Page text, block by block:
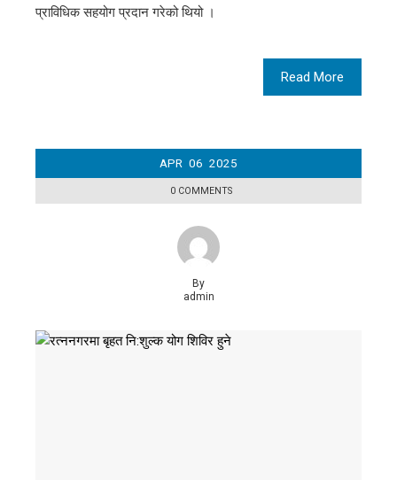
प्राविधिक सहयोग प्रदान गरेको थियो ।
Read More
APR 06 2025
0 COMMENTS
By
admin